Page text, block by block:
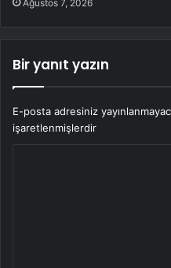
Ağustos 7, 2026
Bir yanıt yazın
E-posta adresiniz
işaretlenmişlerdir